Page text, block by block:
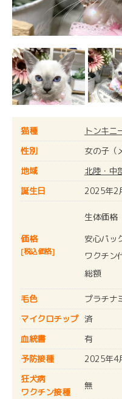
猫種
トンキニ
性別
女の子（
地域
北陸・中
誕生日
2025年2
価格
[税込価格]
生体価格
安心パッ
ワクチン
総額
毛色
プラチナ
マイクロチップ 済
血統書
有
予防接種
2025年4
狂犬病
ワクチン接種
無